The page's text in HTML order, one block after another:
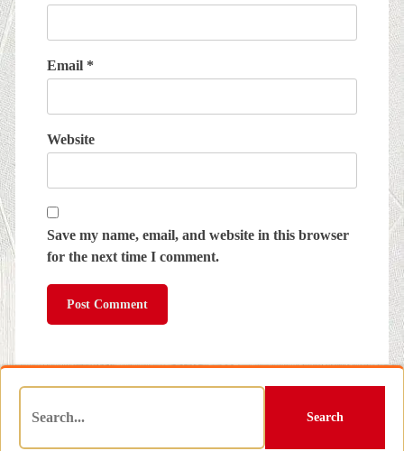
Email *
Website
Save my name, email, and website in this browser
for the next time I comment.
Search